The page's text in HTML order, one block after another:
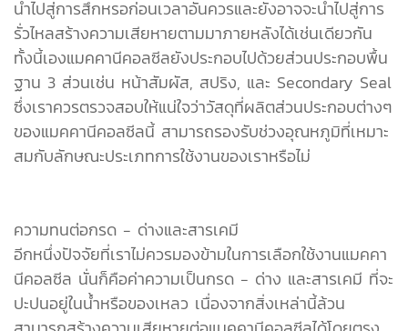
นำไปสู่การสึกหรอก่อนเวลาอันควรและยังอาจจะนำไปสู่การ
รั่วไหลสร้างความเสียหายตามมาภายหลังได้เช่นเดียวกัน
ทั้งนี้เองแมคคานีคอลซีลยังประกอบไปด้วยส่วนประกอบพื้น
ฐาน 3 ส่วนเช่น หน้าสัมผัส, สปริง, และ Secondary Seal
ซึ่งเราควรตรวจสอบให้แน่ใจว่าวัสดุที่ผลิตส่วนประกอบต่างๆ
ของแมคคานีคอลซีลนี้ สามารถรองรับช่วงอุณหภูมิที่เหมาะ
สมกับลักษณะประเภทการใช้งานของเราหรือไม่
ความทนต่อกรด - ด่างและสารเคมี
อีกหนึ่งปัจจัยที่เราไม่ควรมองข้ามในการเลือกใช้งานแมคคา
นีคอลซีล นั่นก็คือค่าความเป็นกรด - ด่าง และสารเคมี ที่จะ
ปะปนอยู่ในน้ำหรือของเหลว เนื่องจากสิ่งเหล่านี้ล้วน